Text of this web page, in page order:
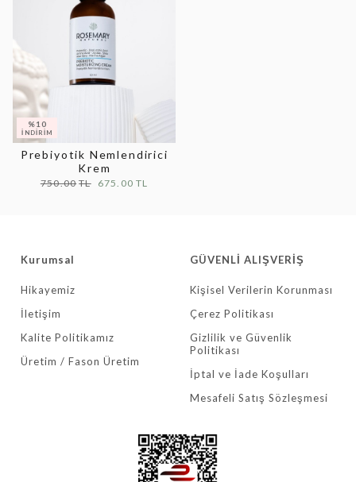
Prebiyotik Nemlendirici
Krem
750.00 675.00
Kurumsal
Hikayemiz
İletişim
Kalite Politikamız
Üretim / Fason Üretim
GÜVENLİ ALIŞVERİŞ
Kişisel Verilerin Korunması
Çerez Politikası
Gizlilik ve Güvenlik
Politikası
İptal ve İade Koşulları
Mesafeli Satış Sözleşmesi